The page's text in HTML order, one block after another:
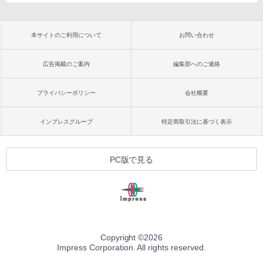
本サイトのご利用について お問い合わせ
広告掲載のご案内 編集部へのご連絡
プライバシーポリシー 会社概要
インプレスグループ 特定商取引法に基づく表示
PC版で見る
Copyright ©2026
Impress Corporation. All rights reserved.